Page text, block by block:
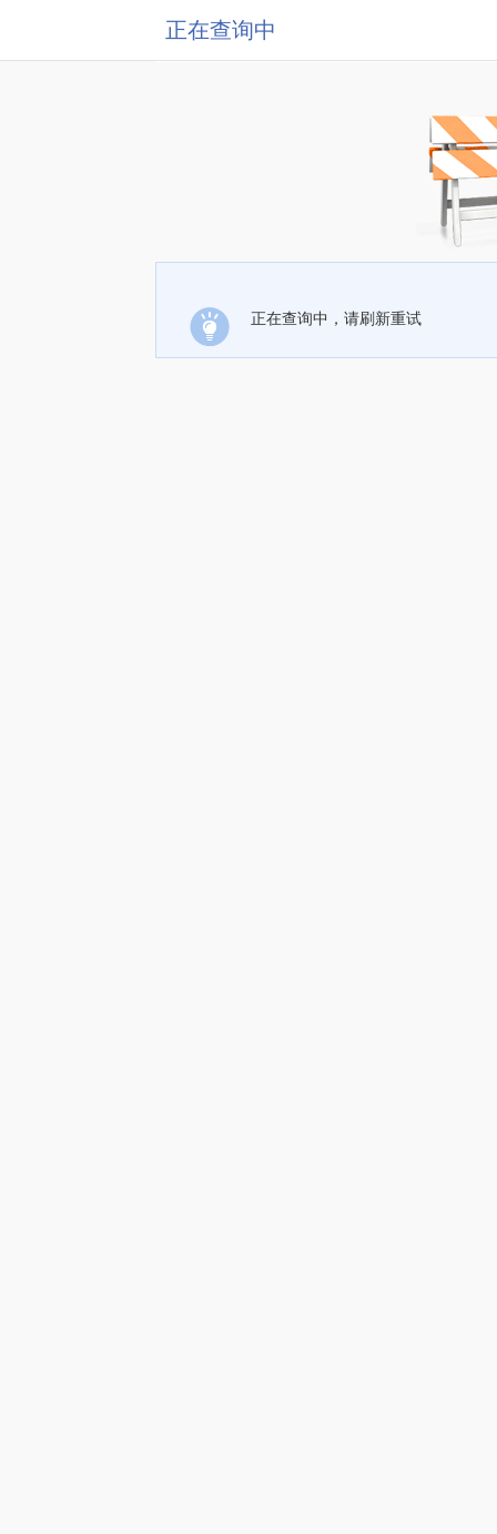
正在查询中
正在查询中，请刷新重试